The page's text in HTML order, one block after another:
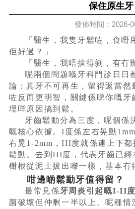
保住原生牙
發佈時間：2026-
「醫生，我隻牙鬆咗，食嘢
佢好過？」
「醫生，我唔捨得剝，有冇
呢兩個問題喺牙科門診日日
論：真牙不可再生，留得返當然
咗反而更明智，關鍵係睇你嘅牙
埋咩原因搞到鬆。
牙齒鬆動分為三度，呢個係
嘅核心依據。I度係左右晃動
右晃1-2mm，III度就係連上下都
鬆動。去到III度，代表牙齒已經
樹根從泥土拔出嚟一樣，基本冇
咁邊啲鬆動牙值得留？
最常見係牙周炎引起嘅I-II
菌破壞但仲剩一半以上。呢種情